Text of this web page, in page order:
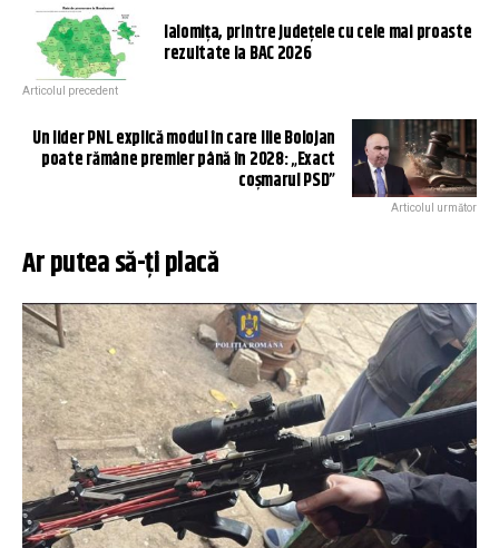
Ialomiţa, printre județele cu cele mai proaste
rezultate la BAC 2026
Articolul precedent
Un lider PNL explică modul în care Ilie Bolojan
poate rămâne premier până în 2028: „Exact
coşmarul PSD”
Articolul următor
Ar putea să-ți placă